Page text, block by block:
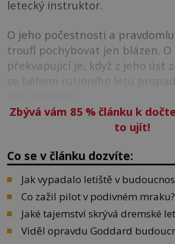
letecký instruktor.
O jeho počestnosti a
troufl pochybovat jen blázen. O
překvapující je, když z jeho úst
se během rutinního letu
Zbývá vám 85 %článku k
to ujít!
Co se v článku dozvíte:
Jak vypadalo letiště v
Co zažil pilot v podivném mraku?
Jaké tajemství skrývá dremské
Viděl opravdu Goddard